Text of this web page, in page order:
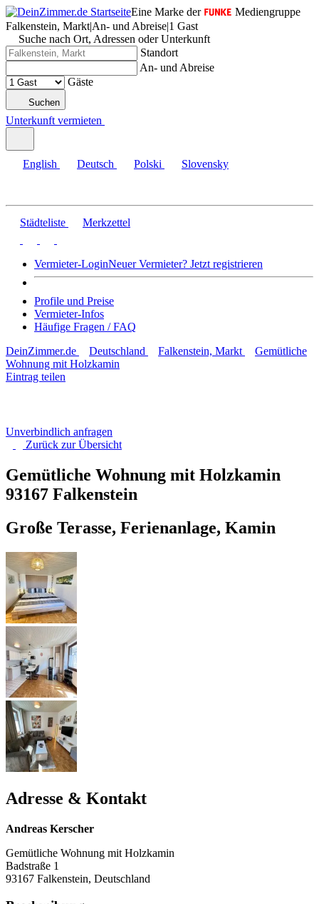
Eine Marke der
Mediengruppe
Falkenstein, Markt|An- und Abreise|1 Gast
Suche nach Ort, Adressen oder Unterkunft
Standort
An- und Abreise
Gäste
Suchen
Unterkunft vermieten
English Deutsch Polski Slovensky
Städteliste Merkzettel
Vermieter-LoginNeuer Vermieter? Jetzt registrieren
Profile und Preise
Vermieter-Infos
Häufige Fragen / FAQ
DeinZimmer.de
Deutschland Falkenstein, Markt
Gemütliche
Wohnung mit Holzkamin
Eintrag teilen
Unverbindlich anfragen
Zurück zurÜbersicht
Gemütliche Wohnung mit Holzkamin
93167 Falkenstein
Große Terasse, Ferienanlage, Kamin
Adresse & Kontakt
Andreas Kerscher
Gemütliche Wohnung mit Holzkamin
Badstraße 1
93167 Falkenstein, Deutschland